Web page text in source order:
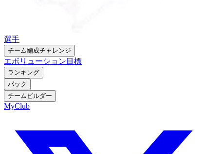
選手
チーム編成チャレンジ
エボリューション 目標
ランキング
パック
チームビルダー
MyClub